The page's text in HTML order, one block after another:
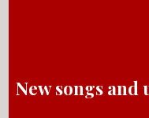
New songs and